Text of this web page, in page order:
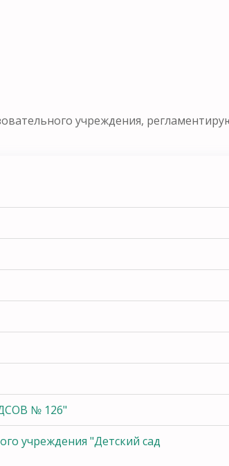
учреждения,
№ 126"
учреждения "Детский сад